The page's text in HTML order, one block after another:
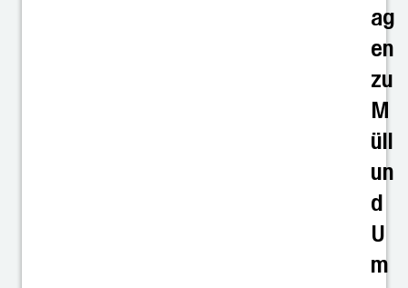
ag
en
zu
M
üll
un
d
U
m